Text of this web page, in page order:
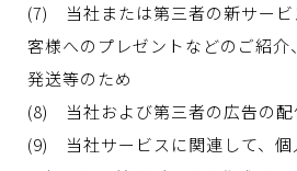
(7) 当社または第三者の新サービ
客様へのプレゼントなどのご紹介
発送等のため
(8) 当社および第三者の広告の配
(9) 当社サービスに関連して、個